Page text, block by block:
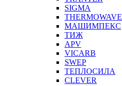
SIGMA
THERMOWAVE
МАШИМПЕКС
ТИЖ
APV
VICARB
SWEP
ТЕПЛОСИЛА
CLEVER